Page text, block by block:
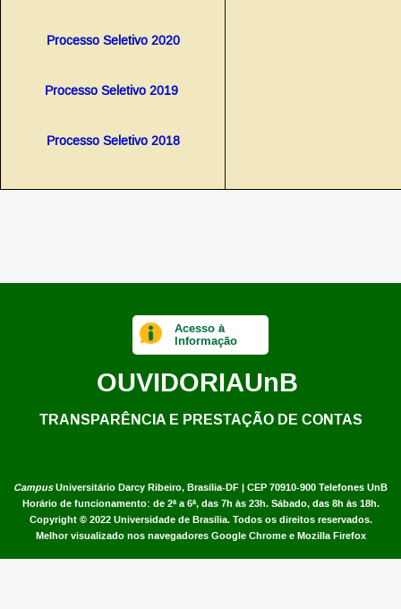
Processo Seletivo 2020
Processo Seletivo 2019
Processo Seletivo 2018
CampusUniversitário Darcy Ribeiro, Brasília-DF | CEP 70910-900 Telefones UnB
Horário de funcionamento: de 2ª a 6ª, das 7h às 23h. Sábado, das 8h às 18h.
Copyright © 2022 Universidade de Brasília. Todos os direitos reservados.
Melhor visualizado nos navegadores Google Chrome e Mozilla Firefox
Acesso à
Informação
OUVIDORIAUnB
TRANSPARÊNCIA E PRESTAÇÃO DE CONTAS